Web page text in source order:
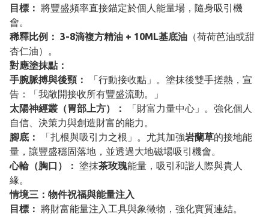
目標：
將豐盛頻率直接錨定於個人能量場，隨身吸引機
會。
稀釋比例： 3-8滴複方精油 + 10ML基底油 （荷荷芭油或甜
杏仁油）。
對應塗抹點：
手腕脈搏與後頸：
「行動接收點」。塗抹後雙手搓熱，宣
告：「我敞開接收所有豐盛流動。」
太陽神經叢（胃部上方）：
「財富力量中心」。強化個人
自信、決策力與創造財富的能力。
腳底：
「扎根與吸引力之根」。尤其加強岩蘭草的接地能
量，讓豐盛穩固落地，並透過大地磁場吸引機會。
心輪（胸口）： 塗抹茶玫瑰能量，吸引和諧人際與貴人
緣。
情境三：物件祝福與能量注入
目標：
將財富能量注入工具與象徵物，強化實質連結。